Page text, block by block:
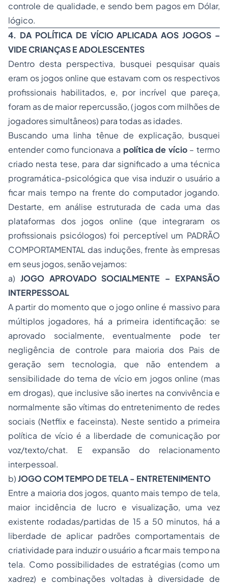
controle de qualidade, e sendo bem pagos em Dólar,
lógico.
4. DA POLÍTICA DE VÍCIO APLICADA AOS JOGOS –
VIDE CRIANÇAS E ADOLESCENTES
Dentro desta perspectiva, busquei pesquisar quais
eram os jogos online que estavam com os respectivos
profissionais habilitados, e, por incrível que pareça,
foram as de maior repercussão, (jogos com milhões de
jogadores simultâneos) para todas as idades.
Buscando uma linha tênue de explicação, busquei
entender como funcionava a política de vício– termo
criado nesta tese, para dar significado a uma técnica
programática-psicológica que visa induzir o usuário a
ficar mais tempo na frente do computador jogando.
Destarte, em análise estruturada de cada uma das
plataformas dos jogos online (que integraram os
profissionais psicólogos) foi perceptível um PADRÃO
COMPORTAMENTAL das induções, frente às empresas
em seus jogos, senão vejamos:
a) JOGO APROVADO SOCIALMENTE – EXPANSÃO
INTERPESSOAL
A partir do momento que o jogo online é massivo para
múltiplos jogadores, há a primeira identificação: se
aprovado socialmente, eventualmente pode ter
negligência de controle para maioria dos Pais de
geração sem tecnologia, que não entendem a
sensibilidade do tema de vício em jogos online (mas
em drogas), que inclusive são inertes na convivência e
normalmente são vítimas do entretenimento de redes
sociais (Netflix e faceinsta). Neste sentido a primeira
política de vício é a liberdade de comunicação por
voz/texto/chat. E expansão do relacionamento
interpessoal.
b)JOGO COM TEMPO DE TELA - ENTRETENIMENTO
Entre a maioria dos jogos, quanto mais tempo de tela,
maior incidência de lucro e visualização, uma vez
existente rodadas/partidas de 15 a 50 minutos, há a
liberdade de aplicar padrões comportamentais de
criatividade para induzir o usuário a ficar mais tempo na
tela. Como possibilidades de estratégias (como um
xadrez) e combinações voltadas à diversidade de